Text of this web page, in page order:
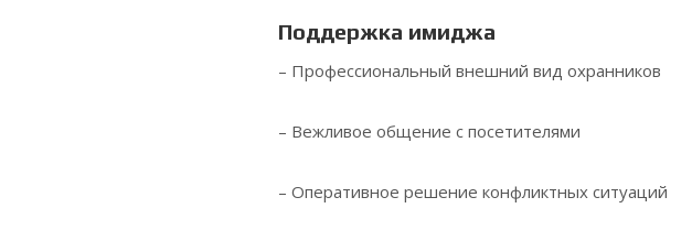
Поддержка имиджа
– Профессиональный внешний вид охранников
– Вежливое общение с посетителями
– Оперативное решение конфликтных ситуаций